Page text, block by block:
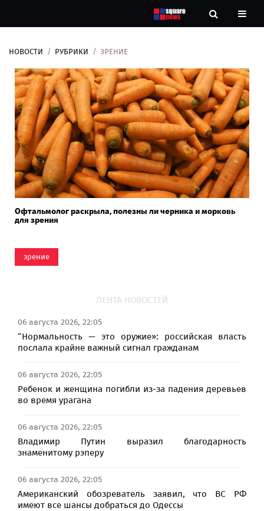
Рубрики
Контакты
нас
НОВОСТИ РУБРИКИ ЗРЕНИЕ
Офтальмолог раскрыла, полезны ли черника и морковь
для зрения
зрение
ЛЕНТА НОВОСТЕЙ
06 августа 2026, 22:05
“Нормальность — это оружие»: российская власть
послала крайне важный сигнал гражданам
06 августа 2026, 22:05
Ребенок и женщина погибли из-за падения деревьев
во время урагана
06 августа 2026, 22:05
Владимир Путин выразил благодарность
знаменитому рэперу
06 августа 2026, 22:05
Американский обозреватель заявил, что ВС РФ
имеют все шансы добраться до Одессы